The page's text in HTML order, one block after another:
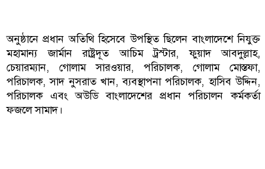
অনুষ্ঠানে প্রধান অতিথি হিসেবে উপস্থিত ছিলেন বাংলাদেশে নিযুক্ত
মহামান্য জার্মান রাষ্ট্রদূত আচিম ট্রস্টার, ফুয়াদ আবদুল্লাহ,
চেয়ারম্যান, গোলাম সারওয়ার, পরিচালক, গোলাম মোস্তফা,
পরিচালক, সাদ নুসরাত খান, ব্যবস্থাপনা পরিচালক, হাসিব উদ্দিন,
পরিচালক এবং অউডি বাংলাদেশের প্রধান পরিচালন কর্মকর্তা
ফজলে সামাদ।